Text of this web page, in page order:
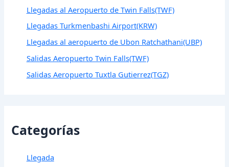
Llegadas al Aeropuerto de Twin Falls(TWF)
Llegadas Turkmenbashi Airport(KRW)
Llegadas al aeropuerto de Ubon Ratchathani(UBP)
Salidas Aeropuerto Twin Falls(TWF)
Salidas Aeropuerto Tuxtla Gutierrez(TGZ)
Categorías
Llegada